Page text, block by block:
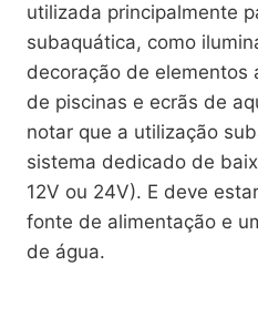
utilizada principalmente
subaquática, como
decoração de elementos
de piscinas e ecrãs de
notar que a utilização
sistema dedicado de
12V ou 24V). E deve
fonte de alimentação e
de água.